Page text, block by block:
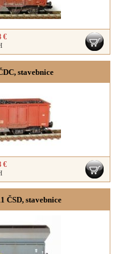
€
stavebnice
€
ČSD, stavebnice